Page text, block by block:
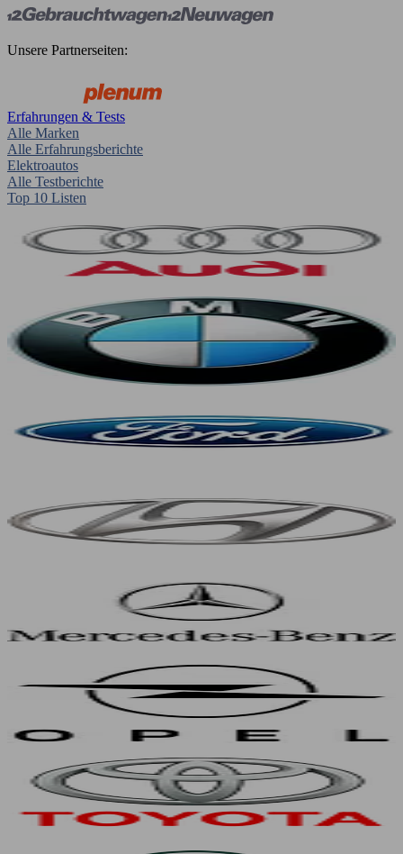
Unsere Partnerseiten:
Erfahrungen & Tests
Alle Marken
Alle Erfahrungsberichte
Elektroautos
Alle Testberichte
Top 10 Listen